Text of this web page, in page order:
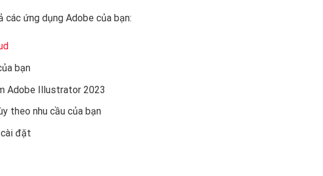
ứng dụng Adobe của bạn:
bạn
Adobe Illustrator 2023
theo nhu cầu của bạn
đặt